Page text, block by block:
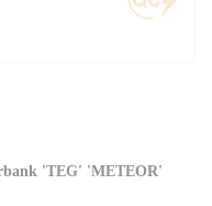
'TEG' 'METEOR'